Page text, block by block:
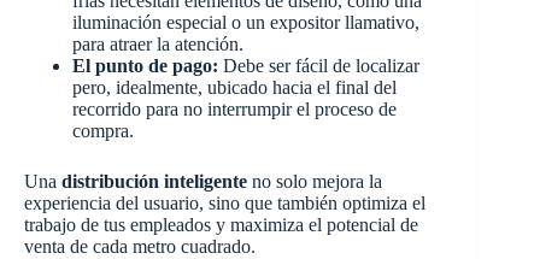
iluminación especial o un expositor llamativo,
para atraer la atención.
El punto de pago: Debe ser fácil de localizar
pero, idealmente, ubicado hacia el final del
recorrido para no interrumpir el proceso de
compra.
Una distribución inteligente no solo mejora la
experiencia del usuario, sino que también optimiza el
trabajo de tus empleados y maximiza el potencial de
venta de cada metro cuadrado.